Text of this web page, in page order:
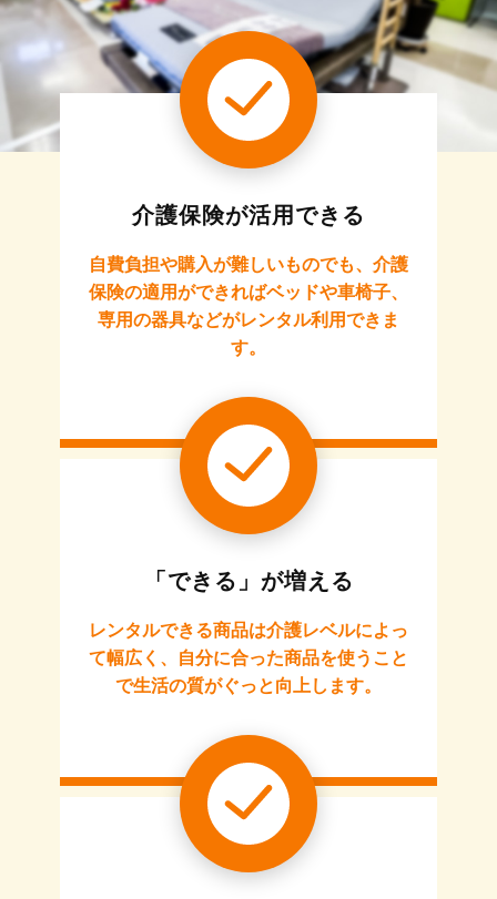
介護保険が活用できる
自費負担や購入が難しいものでも、介護
保険の適用ができればベッドや車椅子、
専用の器具などがレンタル利用できま
す。
「できる」が増える
レンタルできる商品は介護レベルによっ
て幅広く、自分に合った商品を使うこと
で生活の質がぐっと向上します。